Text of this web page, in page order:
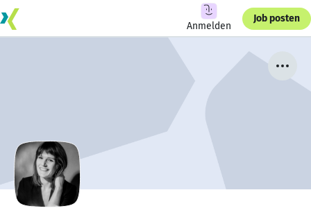
Anmelden
Job posten